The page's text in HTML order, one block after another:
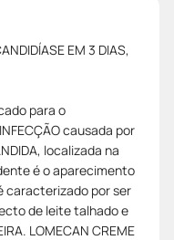
EM 3 DIAS,
para o
causada por
localizada na
é o aparecimento
caracterizado por ser
de leite talhado e
LOMECAN CREME